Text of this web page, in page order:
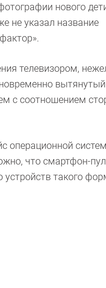
нового
не указал название
телевизором,
с соотношением
операционной
что смартфон-
такого